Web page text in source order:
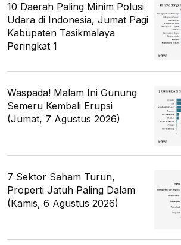
10 Daerah Paling Minim Polusi
Udara di Indonesia, Jumat Pagi
Kabupaten Tasikmalaya
Peringkat 1
Waspada! Malam Ini Gunung
Semeru Kembali Erupsi
(Jumat, 7 Agustus 2026)
7 Sektor Saham Turun,
Properti Jatuh Paling Dalam
(Kamis, 6 Agustus 2026)